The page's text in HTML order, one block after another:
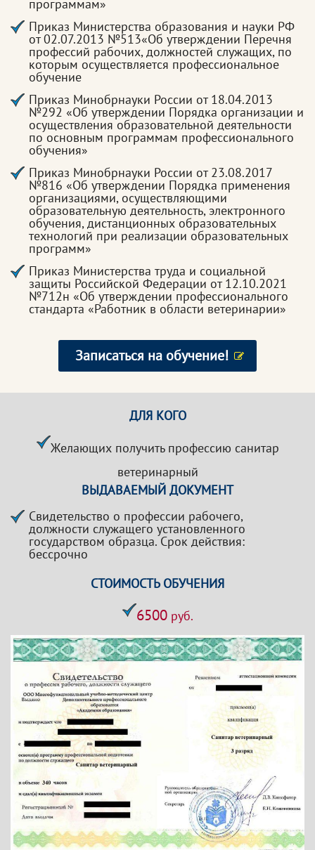
программам»
Приказ Министерства образования и науки РФ
от 02.07.2013 №513«Об утверждении Перечня
профессий рабочих, должностей служащих, по
которым осуществляется профессиональное
обучение
Приказ Минобрнауки России от 18.04.2013
№292 «Об утверждении Порядка организации и
осуществления образовательной деятельности
по основным программам профессионального
обучения»
Приказ Минобрнауки России от 23.08.2017
№816 «Об утверждении Порядка применения
организациями, осуществляющими
образовательную деятельность, электронного
обучения, дистанционных образовательных
технологий при реализации образовательных
программ»
Приказ Министерства труда и социальной
защиты Российской Федерации от 12.10.2021
№712н «Об утверждении профессионального
стандарта «Работник в области ветеринарии»
Записаться на обучение!
ДЛЯ КОГО
Желающих получить профессию санитар
ветеринарный
ВЫДАВАЕМЫЙ ДОКУМЕНТ
Свидетельство о профессии рабочего,
должности служащего установленного
государством образца. Срок действия:
бессрочно
СТОИМОСТЬ ОБУЧЕНИЯ
6500руб.